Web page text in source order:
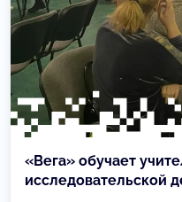
«Вега» обучает
исследовательской